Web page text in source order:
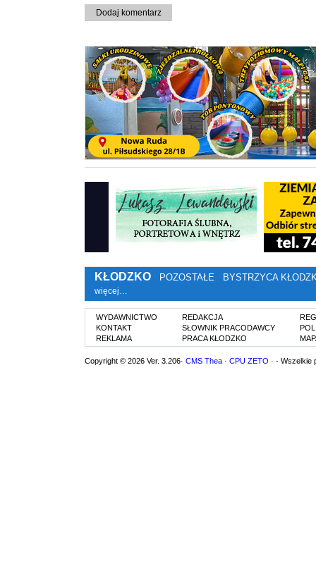
Dodaj komentarz
KŁODZKO POZOSTAŁE BYSTRZYCA
więcej…
WYDAWNICTWO
KONTAKT
REKLAMA
REDAKCJA
SŁOWNIK PRACODAWCY
PRACA KŁODZKO
Copyright © 2026 Ver. 3.206· CMS Thea · CPU ZETO · - Wszelkie